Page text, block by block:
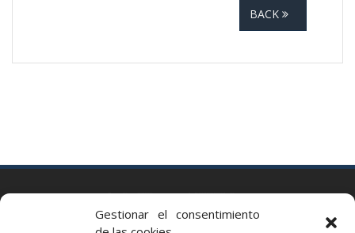
Gestionar el consentimiento
BACK
Via Augusta 2 bis, 3º, 08006 Barcelona